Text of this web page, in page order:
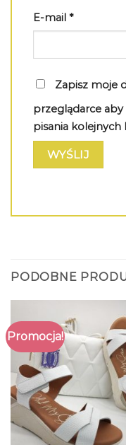
E-mail *
Zapisz moje
przeglądarce aby
pisania
PODOBNE
Promocja!